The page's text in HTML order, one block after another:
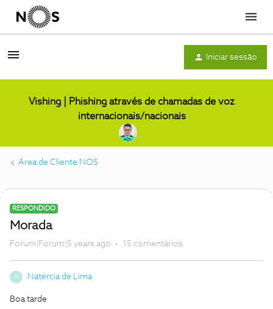
Menu
Iniciar sessão
Vishing | Phishing através de chamadas de voz
internacionais/nacionais
Área de Cliente NOS
RESPONDIDO
Morada
Forum|Forum|5 years ago 15 comentários
N Natércia de Lima
Boa tarde